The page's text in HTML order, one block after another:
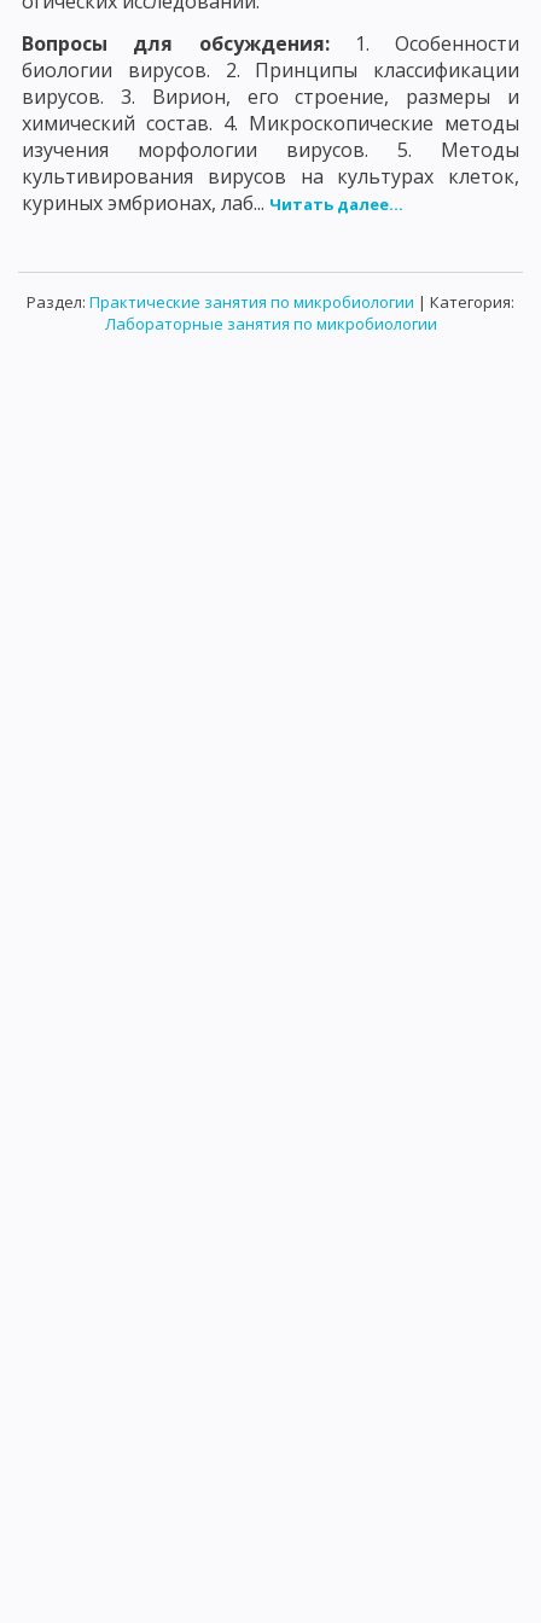
Вопросы для обсуждения:
1. Особенности
биологии вирусов. 2. Принципы классификации
вирусов. 3. Вирион, его строение, размеры и
химический состав. 4. Микроскопические методы
изучения морфологии вирусов. 5. Методы
культивирования вирусов на культурах клеток,
куриных эмбрионах, лаб... Читать далее...
Раздел: Практические занятия по микробиологии | Категория:
Лабораторные занятия по микробиологии